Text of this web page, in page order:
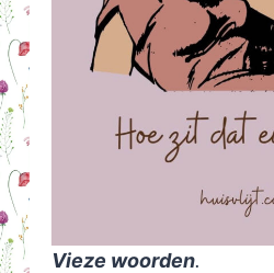
Vieze woorden.